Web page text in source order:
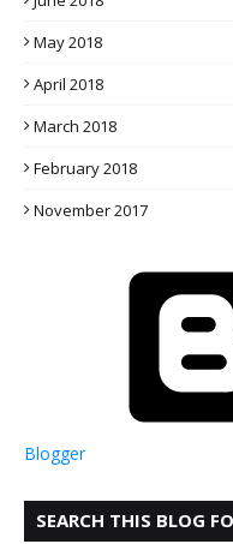
May 2018
April 2018
March 2018
February 2018
November 2017
Blogger
SEARCH THIS BLOG